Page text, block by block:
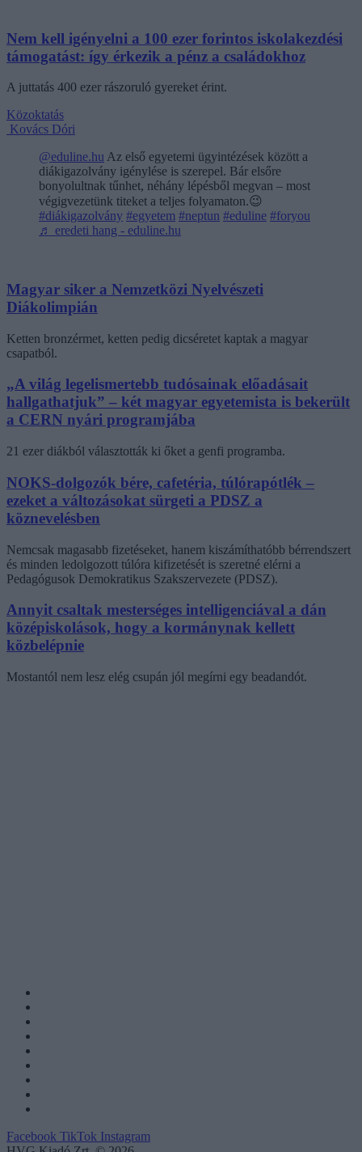
Nem kell igényelni a 100 ezer forintos iskolakezdési
támogatást: így érkezik a pénz a családokhoz
A juttatás 400 ezer rászoruló gyereket érint.
Közoktatás
Kovács Dóri
@eduline.hu Az első egyetemi ügyintézések között a
diákigazolvány igénylése is szerepel. Bár elsőre
bonyolultnak tűnhet, néhány lépésből megvan – most
végigvezetünk titeket a teljes folyamaton.😉
#diákigazolvány #egyetem #neptun #eduline #foryou
♬ eredeti hang - eduline.hu
Magyar siker a Nemzetközi Nyelvészeti
Diákolimpián
Ketten bronzérmet, ketten pedig dicséretet kaptak a magyar
csapatból.
„A világ legelismertebb tudósainak előadásait
hallgathatjuk” – két magyar egyetemista is bekerült
a CERN nyári programjába
21 ezer diákból választották ki őket a genfi programba.
NOKS-dolgozók bére, cafetéria, túlórapótlék –
ezeket a változásokat sürgeti a PDSZ a
köznevelésben
Nemcsak magasabb fizetéseket, hanem kiszámíthatóbb bérrendszert
és minden ledolgozott túlóra kifizetését is szeretné elérni a
Pedagógusok Demokratikus Szakszervezete (PDSZ).
Annyit csaltak mesterséges intelligenciával a dán
középiskolások, hogy a kormánynak kellett
közbelépnie
Mostantól nem lesz elég csupán jól megírni egy beadandót.
Facebook TikTok Instagram